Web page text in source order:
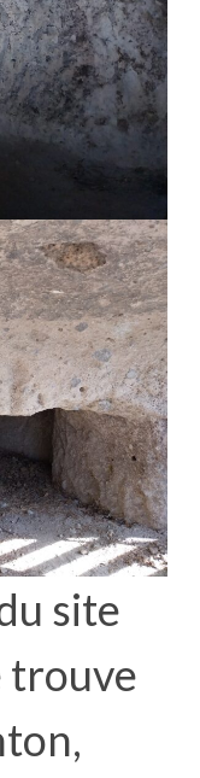
site
trouve